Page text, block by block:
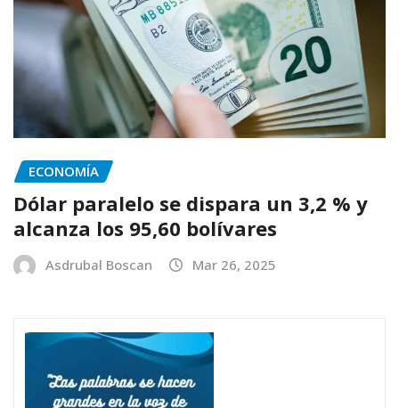
ECONOMÍA
Dólar paralelo se dispara un 3,2 % y
alcanza los 95,60 bolívares
Asdrubal Boscan Mar 26, 2025